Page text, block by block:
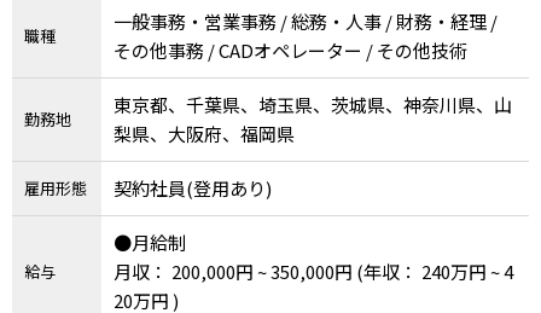
職種
一般事務・営業事務 / 総務・人事 / 財務・経理 /
その他事務 / CADオペレーター / その他技術
勤務地
東京都、千葉県、埼玉県、茨城県、神奈川県、山
梨県、大阪府、福岡県
雇用形態 契約社員(登用あり)
給与
●月給制
月収： 200,000円 ~ 350,000円 (年収： 240万円 ~ 4
20万円 )
障害者専門の求人検索・スカウトサービス
就労移行支援サービス
障害別専門支援の就労移行支援サービス
IT・Web制作スキルを身につける就労移行支援サービス
よくある質問
採用をお考えの企業様はこちら
メニューを閉じる